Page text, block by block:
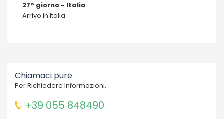
27° giorno - Italia
Arrivo in Italia
Chiamaci pure
Per Richiedere Informazioni.
+39 055 848490